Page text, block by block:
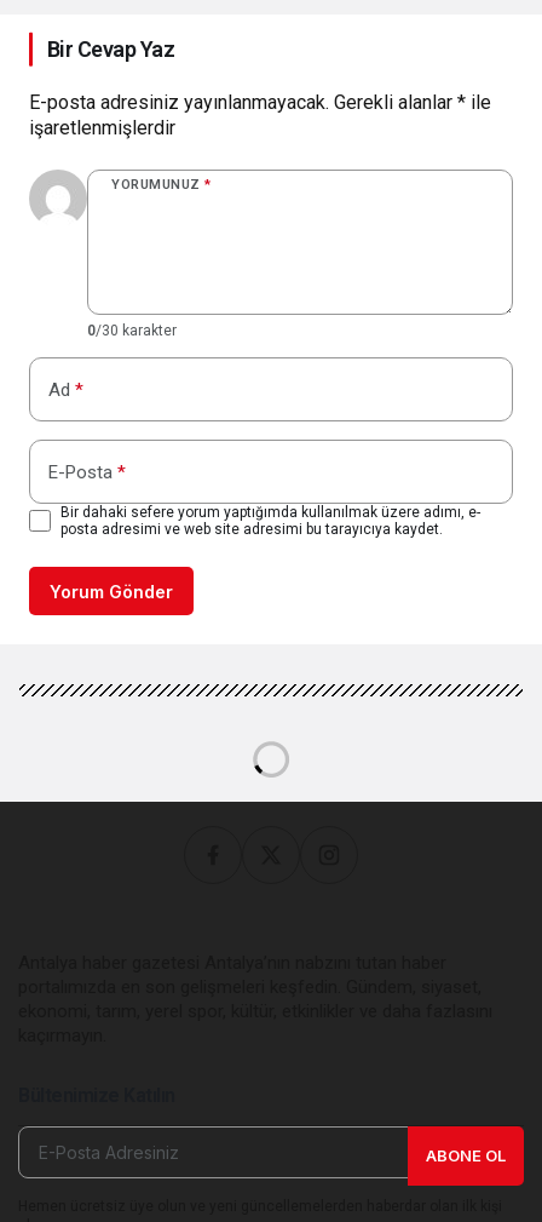
Bir Cevap Yaz
E-posta adresiniz yayınlanmayacak. Gerekli alanlar * ile
işaretlenmişlerdir
YORUMUNUZ *
0/30 karakter
Ad *
E-Posta *
Bir dahaki sefere yorum yaptığımda kullanılmak üzere adımı, e-
posta adresimi ve web site adresimi bu tarayıcıya kaydet.
Yorum Gönder
ABONE OL